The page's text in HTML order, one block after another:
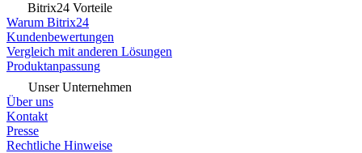
Bitrix24 Vorteile
Warum Bitrix24
Kundenbewertungen
Vergleich mit anderen Lösungen
Produktanpassung
Unser Unternehmen
Über uns
Kontakt
Presse
Rechtliche Hinweise